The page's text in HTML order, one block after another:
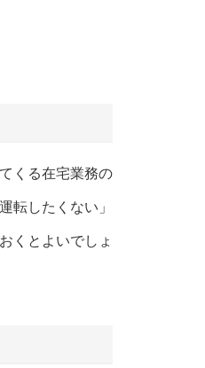
くる在宅業務の
転したくない」
くとよいでしょ